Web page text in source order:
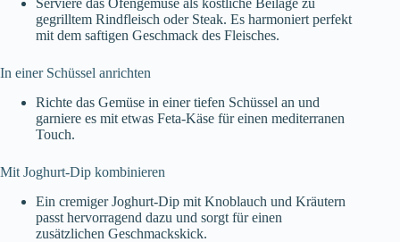
Serviere das Ofengemüse als köstliche Beilage zu
gegrilltem Rindfleisch oder Steak. Es harmoniert perfekt
mit dem saftigen Geschmack des Fleisches.
In einer Schüssel anrichten
Richte das Gemüse in einer tiefen Schüssel an und
garniere es mit etwas Feta-Käse für einen mediterranen
Touch.
Mit Joghurt-Dip kombinieren
Ein cremiger Joghurt-Dip mit Knoblauch und Kräutern
passt hervorragend dazu und sorgt für einen
zusätzlichen Geschmackskick.